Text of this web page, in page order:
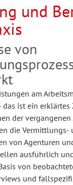
und
von
am
das ist ein erklärtes
der vergangenen
die Vermittlungs-
von Agenturen
ausführlich
von
und